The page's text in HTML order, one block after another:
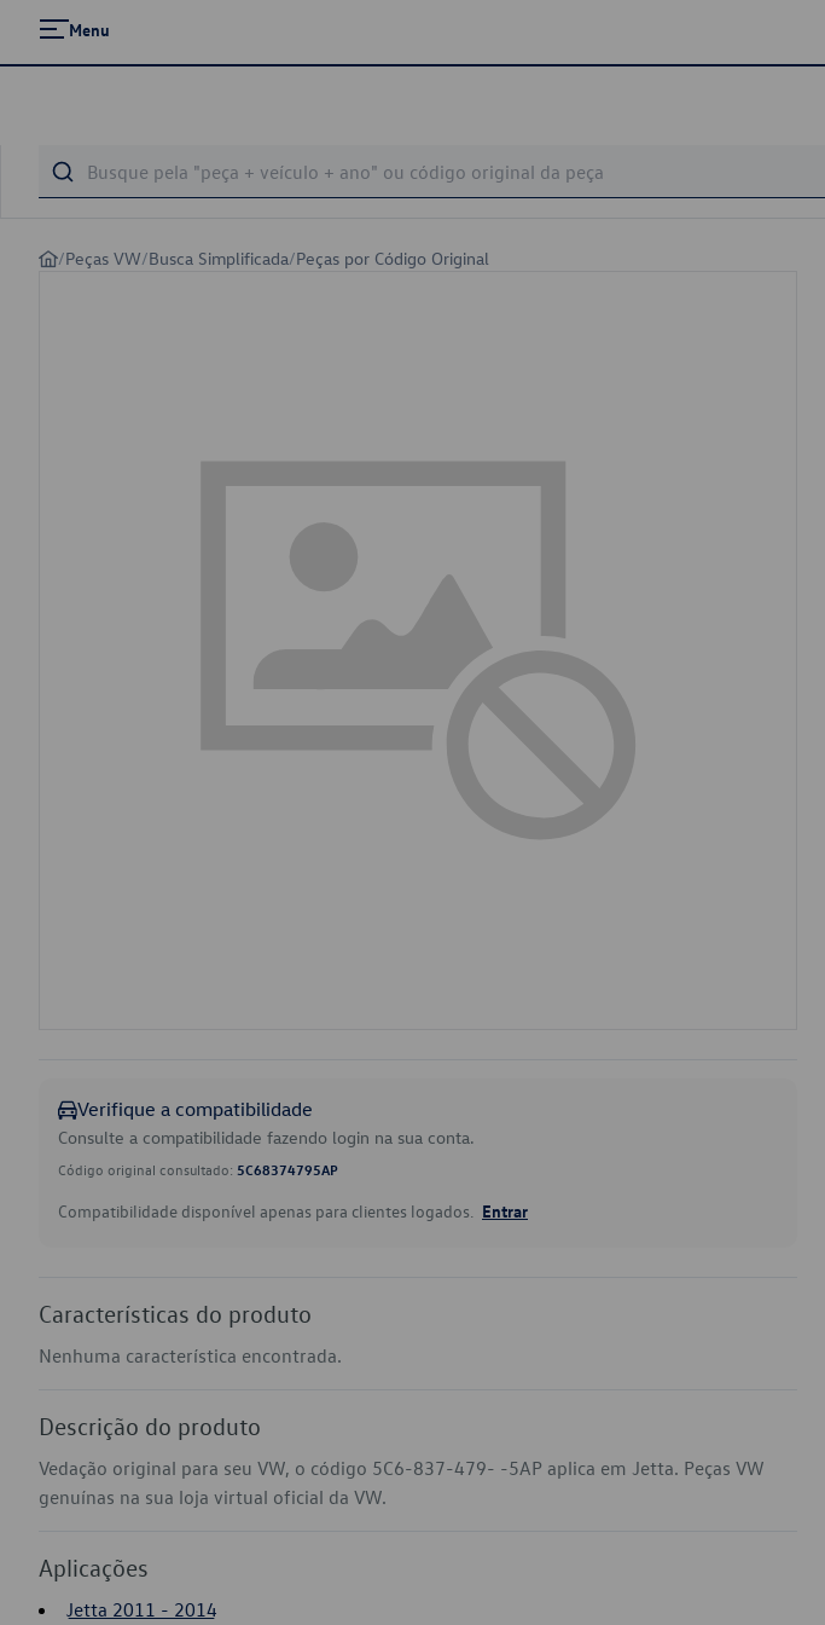
Menu
/Peças VW/Busca Simplificada/Peças por Código Original
Verifique a compatibilidade
Consulte a compatibilidade fazendo login na sua conta.
Código original consultado: 5C68374795AP
Compatibilidade disponível apenas para clientes logados. Entrar
Características do produto
Nenhuma característica encontrada.
Descrição do produto
Vedação original para seu VW, o código 5C6-837-479- -5AP aplica em Jetta. Peças VW
genuínas na sua loja virtual oficial da VW.
Aplicações
Jetta 2011 - 2014